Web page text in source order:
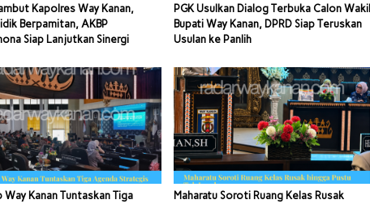
Kapolres Way Kanan,
Berpamitan, AKBP
Siap Lanjutkan Sinergi
PGK Usulkan Dialog Terbuka Calon Wakil
Bupati Way Kanan, DPRD Siap Teruskan
Usulan ke Panlih
Way Kanan Tuntaskan Tiga
Maharatu Soroti Ruang Kelas Rusak